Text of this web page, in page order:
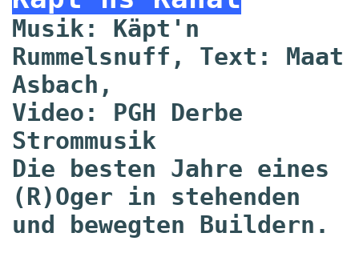
Musik: Käpt'n
Rummelsnuff , Text: Maat
Asbach,
Video: PGH Derbe
Strommusik
Die besten Jahre eines
(R)Oger in stehenden
und bewegten Buildern.